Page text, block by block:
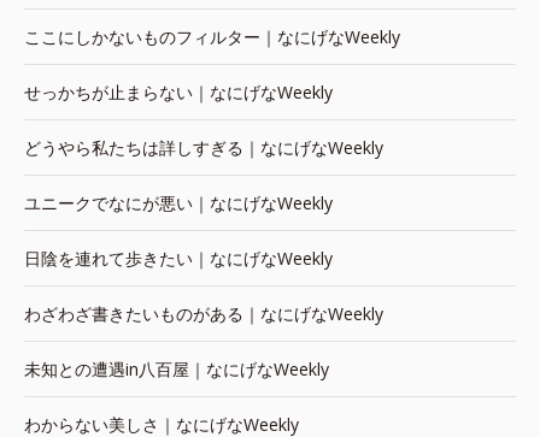
ここにしかないものフィルター｜なにげなWeekly
せっかちが止まらない｜なにげなWeekly
どうやら私たちは詳しすぎる｜なにげなWeekly
ユニークでなにが悪い｜なにげなWeekly
日陰を連れて歩きたい｜なにげなWeekly
わざわざ書きたいものがある｜なにげなWeekly
未知との遭遇in八百屋｜なにげなWeekly
わからない美しさ｜なにげなWeekly